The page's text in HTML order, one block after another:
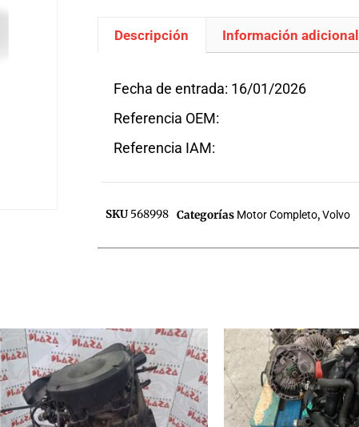
Descripción Información adicional
Fecha de entrada: 16/01/2026
Referencia OEM:
Referencia IAM:
SKU 568998 Categorías Motor Completo,Volvo